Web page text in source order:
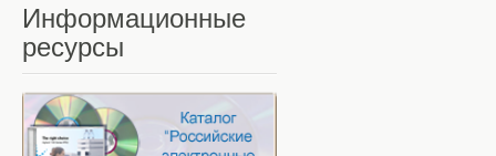
Информационные
ресурсы